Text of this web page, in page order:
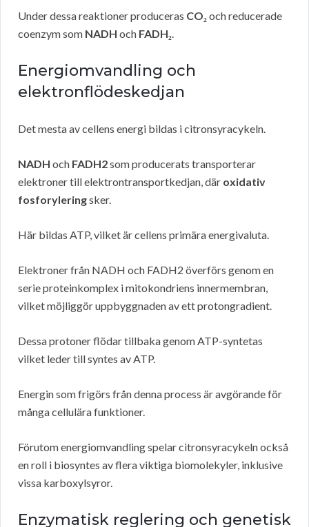
Under dessa reaktioner produceras CO₂och reducerade
coenzym som NADH och FADH₂.
Energiomvandling och
elektronflödeskedjan
Det mesta av cellens energi bildas i citronsyracykeln.
NADH och FADH2som producerats transporterar
elektroner till elektrontransportkedjan, där oxidativ
fosforyleringsker.
Här bildas ATP, vilket är cellens primära energivaluta.
Elektroner från NADH och FADH2 överförs genom en
serie proteinkomplex i mitokondriens innermembran,
vilket möjliggör uppbyggnaden av ett protongradient.
Dessa protoner flödar tillbaka genom ATP-syntetas
vilket leder till syntes av ATP.
Energin som frigörs från denna process är avgörande för
många cellulära funktioner.
Förutom energiomvandling spelar citronsyracykeln också
en roll i biosyntes av flera viktiga biomolekyler, inklusive
vissa karboxylsyror.
Enzymatisk reglering och genetisk